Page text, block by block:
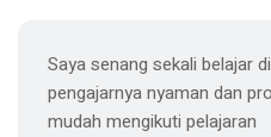
Saya senang sekali belajar
pengajarnya nyaman dan
mudah mengikuti pelajaran